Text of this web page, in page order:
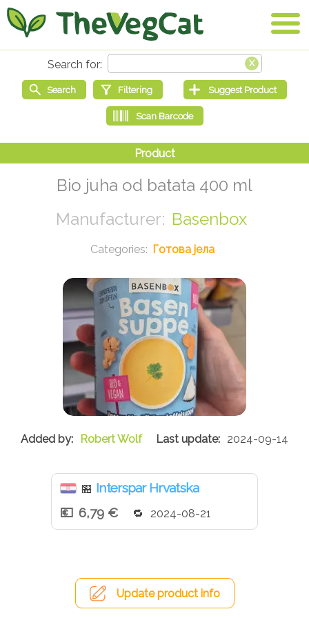
Bio juha od batata 400 ml
Basenbox
Готова јела
Robert Wolf 2024-09-14
🏪 Interspar Hrvatska
6,79 €
2024-08-21
Update product info